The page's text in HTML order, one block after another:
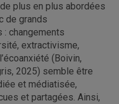
plus en plus abordées
de grands
changements
extractivisme,
(Boivin,
2025) semble être
et médiatisée,
et partagées. Ainsi,